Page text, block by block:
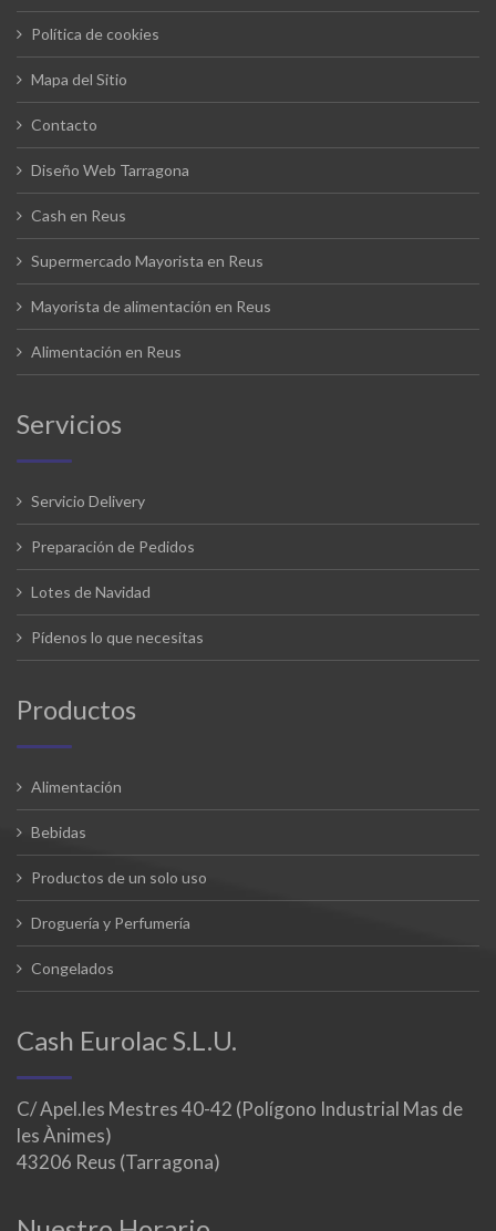
Política de cookies
Mapa del Sitio
Contacto
Diseño Web Tarragona
Cash en Reus
Supermercado Mayorista en Reus
Mayorista de alimentación en Reus
Alimentación en Reus
Servicios
Servicio Delivery
Preparación de Pedidos
Lotes de Navidad
Pídenos lo que necesitas
Productos
Alimentación
Bebidas
Productos de un solo uso
Droguería y Perfumería
Congelados
Cash Eurolac S.L.U.
C/ Apel.les Mestres 40-42 (Polígono Industrial Mas de
les Ànimes)
43206 Reus (Tarragona)